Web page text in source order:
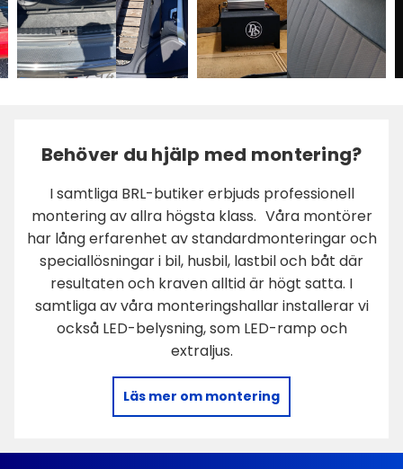
Behöver du hjälp med montering?
I samtliga BRL-butiker erbjuds professionell
montering av allra högsta klass. Våra montörer
har lång erfarenhet av standardmonteringar och
speciallösningar i bil, husbil, lastbil och båt där
resultaten och kraven alltid är högt satta. I
samtliga av våra monteringshallar installerar vi
också LED-belysning, som LED-ramp och
extraljus.
Läs mer om montering